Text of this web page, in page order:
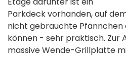
Parkdeck vorhanden, auf
nicht gebrauchte
können - sehr praktisch. Zur
massive Wende-Grillplatte